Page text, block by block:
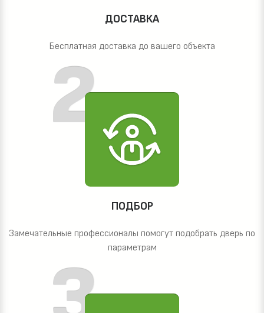
ДОСТАВКА
Бесплатная доставка до вашего объекта
ПОДБОР
Замечательные профессионалы помогут подобрать дверь по
параметрам